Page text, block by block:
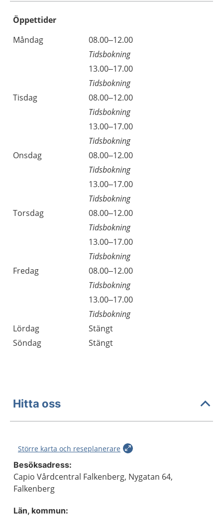
Öppettider
Dag
Öppettider
Kommentarer
Måndag
08.00–12.00
Tidsbokning
13.00–17.00
Tidsbokning
Tisdag
08.00–12.00
Tidsbokning
13.00–17.00
Tidsbokning
Onsdag
08.00–12.00
Tidsbokning
13.00–17.00
Tidsbokning
Torsdag
08.00–12.00
Tidsbokning
13.00–17.00
Tidsbokning
Fredag
08.00–12.00
Tidsbokning
13.00–17.00
Tidsbokning
Lördag
Stängt
Söndag
Stängt
Hitta oss
Större karta och reseplanerare
Besöksadress:
Capio Vårdcentral Falkenberg, Nygatan 64,
Falkenberg
Län, kommun: